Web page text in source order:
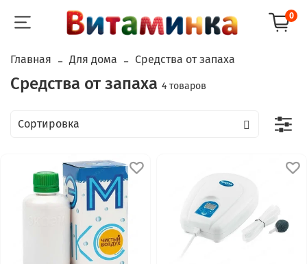
0
Главная Для дома Средства от запаха
Средства от запаха 4 товаров